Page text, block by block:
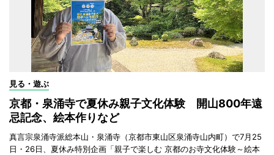
見る・遊ぶ
京都・泉涌寺で夏休み親子文化体験 開山800年遠
忌記念、絵本作りなど
真言宗泉涌寺派総本山・泉涌寺（京都市東山区泉涌寺山内町）で7月25
日・26日、夏休み特別企画「親子で楽しむ 京都のお寺文化体験～絵本